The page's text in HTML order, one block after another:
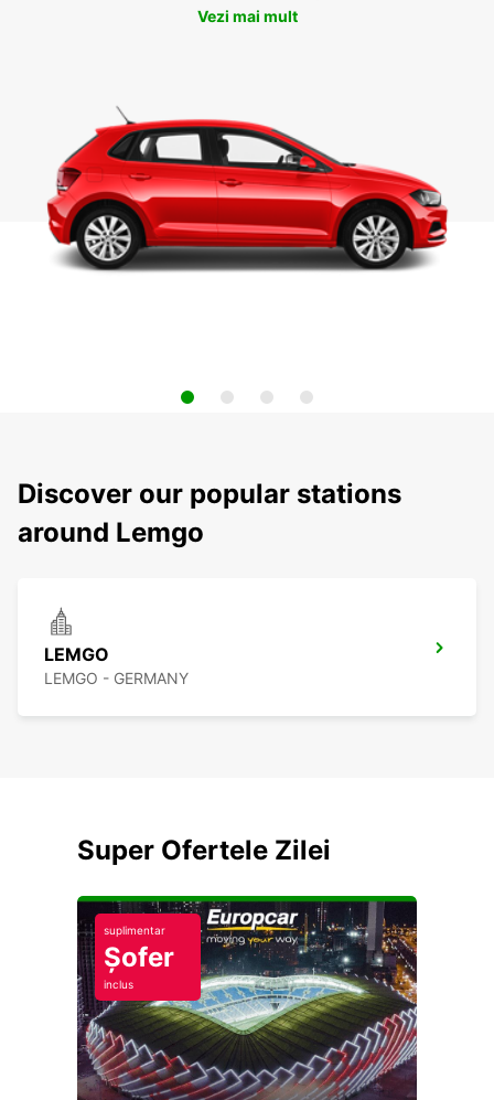
Vezi mai mult
Discover our popular stations
around Lemgo
LEMGO
LEMGO - GERMANY
Super Ofertele Zilei
suplimentar
Șofer
inclus